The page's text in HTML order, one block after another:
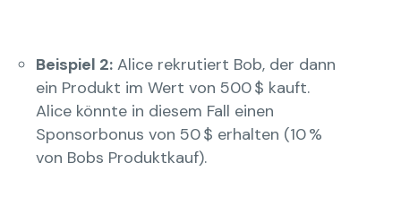
Beispiel 2: Alice rekrutiert Bob, der dann
ein Produkt im Wert von 500 $ kauft.
Alice könnte in diesem Fall einen
Sponsorbonus von 50 $ erhalten (10 %
von Bobs Produktkauf).